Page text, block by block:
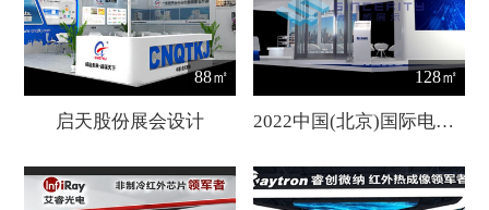
88㎡
启天股份展会设计
128㎡
2022中国(北京)国际电梯展览会